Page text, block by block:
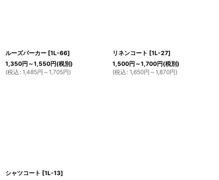
ルーズパーカー [1L-66]
1,350円 ～1,550円(税別)
(税込 : 1,485円 ～1,705円)
リネンコート [1L-27]
1,500円 ～1,700円(税別)
(税込 : 1,650円 ～1,870円)
シャツコート [1L-13]